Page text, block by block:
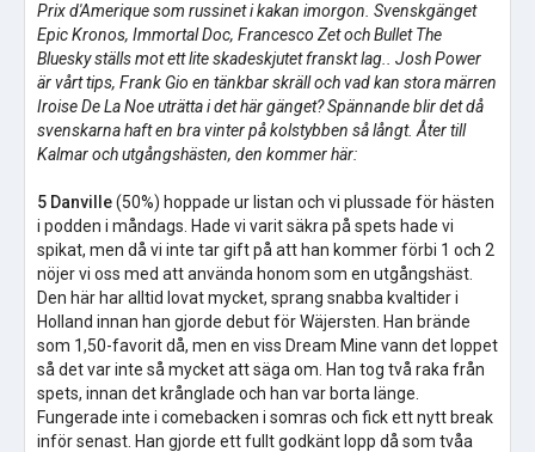
Prix d'Amerique som russinet i kakan imorgon. Svenskgänget
Epic Kronos, Immortal Doc, Francesco Zet och Bullet The
Bluesky ställs mot ett lite skadeskjutet franskt lag.. Josh Power
är vårt tips, Frank Gio en tänkbar skräll och vad kan stora märren
Iroise De La Noe uträtta i det här gänget? Spännande blir det då
svenskarna haft en bra vinter på kolstybben så långt. Åter till
Kalmar och utgångshästen, den kommer här:
5 Danville(50%) hoppade ur listan och vi plussade för hästen
i podden i måndags. Hade vi varit säkra på spets hade vi
spikat, men då vi inte tar gift på att han kommer förbi 1 och 2
nöjer vi oss med att använda honom som en utgångshäst.
Den här har alltid lovat mycket, sprang snabba kvaltider i
Holland innan han gjorde debut för Wäjersten. Han brände
som 1,50-favorit då, men en viss Dream Mine vann det loppet
så det var inte så mycket att säga om. Han tog två raka från
spets, innan det krånglade och han var borta länge.
Fungerade inte i comebacken i somras och fick ett nytt break
inför senast. Han gjorde ett fullt godkänt lopp då som tvåa